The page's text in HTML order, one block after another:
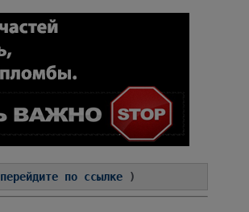
перейдите по ссылке)